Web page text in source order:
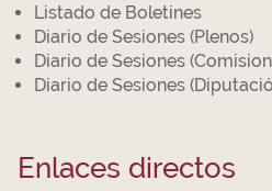
Listado de Boletines
Diario de Sesiones (Plenos)
Diario de Sesiones
Diario de Sesiones
Enlaces directos